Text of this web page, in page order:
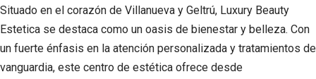
Situado en el corazón de Villanueva y Geltrú, Luxury Beauty
Estetica se destaca como un oasis de bienestar y belleza. Con
un fuerte énfasis en la atención personalizada y tratamientos de
vanguardia, este centro de estética ofrece desde